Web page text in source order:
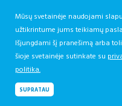
Mūsų svetainėje naudojami
užtikrintume jums teikiamų
Išjungdami šį pranešimą arba
šioje svetainėje sutinkate su
politika.
SUPRATAU